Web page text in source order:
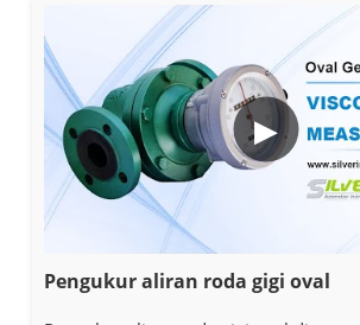
▶
Pengukur aliran roda gigi oval